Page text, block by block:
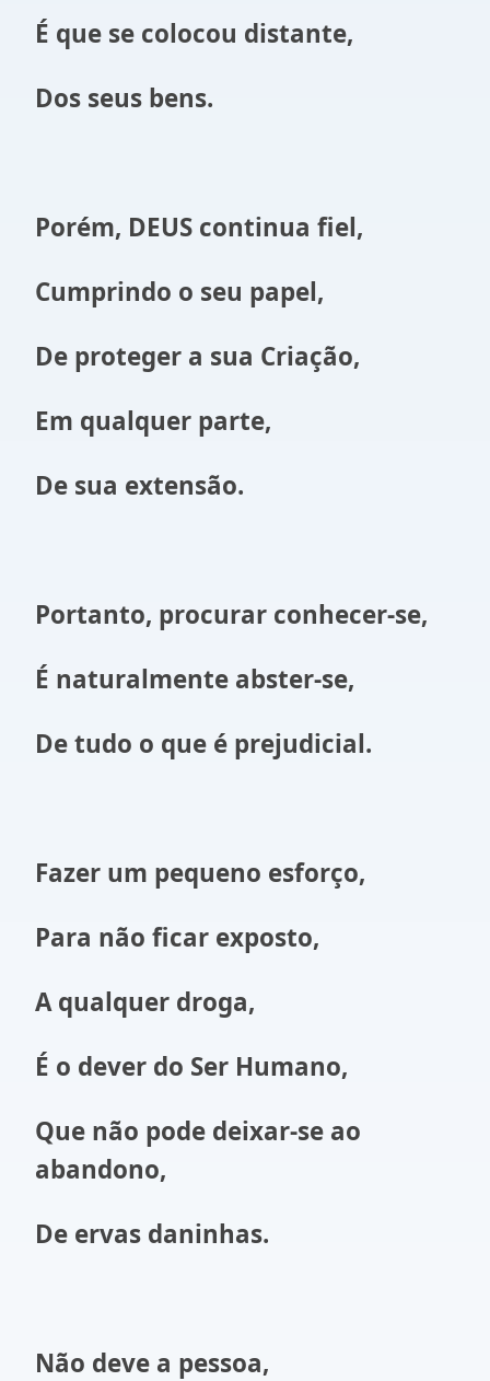
É que se colocou distante,
Dos seus bens.
Porém, DEUS continua fiel,
Cumprindo o seu papel,
De proteger a sua Criação,
Em qualquer parte,
De sua extensão.
Portanto, procurar conhecer-se,
É naturalmente abster-se,
De tudo o que é prejudicial.
Fazer um pequeno esforço,
Para não ficar exposto,
A qualquer droga,
É o dever do Ser Humano,
Que não pode deixar-se ao
abandono,
De ervas daninhas.
Não deve a pessoa,